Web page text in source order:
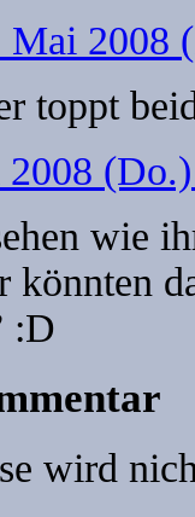
Mai 2008
toppt
wie
könnten
:D
wird